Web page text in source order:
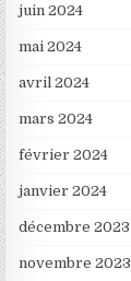
juin 2024
mai 2024
avril 2024
mars 2024
février 2024
janvier 2024
décembre 2023
novembre 2023